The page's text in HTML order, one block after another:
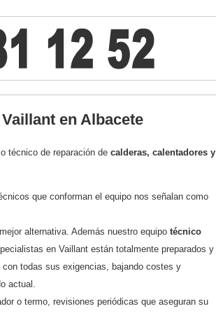
en Albacete
técnico de reparación de calderas, calentadores y
que conforman el equipo nos señalan como
alternativa. Además nuestro equipo técnico
en Vaillant están totalmente preparados y
todas sus exigencias, bajando costes y
actual.
o termo, revisiones periódicas que aseguran su